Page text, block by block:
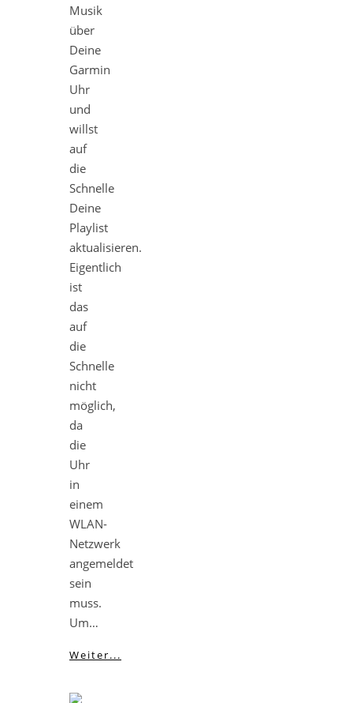
Musik
über
Deine
Garmin
Uhr
und
willst
auf
die
Schnelle
Deine
Playlist
aktualisieren.
Eigentlich
ist
das
auf
die
Schnelle
nicht
möglich,
da
die
Uhr
in
einem
WLAN-
Netzwerk
angemeldet
sein
muss.
Um…
Weiter...